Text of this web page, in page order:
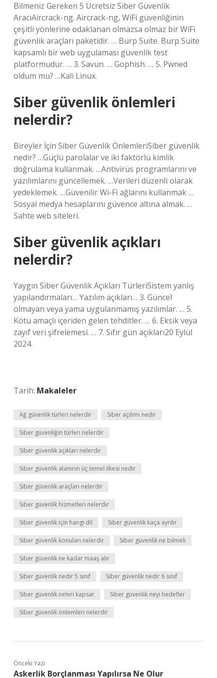
Bilmeniz Gereken 5 Ücretsiz Siber Güvenlik
AracıAircrack-ng. Aircrack-ng, WiFi güvenliğinin
çeşitli yönlerine odaklanan olmazsa olmaz bir WiFi
güvenlik araçları paketidir. … Burp Suite. Burp Suite
kapsamlı bir web uygulaması güvenlik test
platformudur. … 3. Savun. … Gophish. … 5. Pwned
oldum mu? …Kali Linux.
Siber güvenlik önlemleri
nelerdir?
Bireyler İçin Siber Güvenlik ÖnlemleriSiber güvenlik
nedir? …Güçlü parolalar ve iki faktörlü kimlik
doğrulama kullanmak. …Antivirüs programlarını ve
yazılımlarını güncellemek. …Verileri düzenli olarak
yedeklemek. …Güvenilir Wi-Fi ağlarını kullanmak …
Sosyal medya hesaplarını güvence altına almak. …
Sahte web siteleri.
Siber güvenlik açıkları
nelerdir?
Yaygın Siber Güvenlik Açıkları TürleriSistem yanlış
yapılandırmaları… Yazılım açıkları… 3. Güncel
olmayan veya yama uygulanmamış yazılımlar. … 5.
Kötü amaçlı içeriden gelen tehditler. … 6. Eksik veya
zayıf veri şifrelemesi. … 7. Sıfır gün açıkları20 Eylül
2024
Tarih: Makaleler
Ağ güvenlik türleri nelerdir Siber açılımı nedir
Siber güvenliğin türleri nelerdir
Siber güvenlik açıkları nelerdir
Siber güvenlik alanının üç temel ilkesi nedir
Siber güvenlik araçları nelerdir
Siber güvenlik hizmetleri nelerdir
Siber güvenlik için hangi dil Siber güvenlik kaça ayrılır
Siber güvenlik konuları nelerdir Siber güvenlik ne bilmeli
Siber güvenlik ne kadar maaş alır
Siber güvenlik nedir 5 sınıf Siber güvenlik nedir 6 sınıf
Siber güvenlik neleri kapsar Siber güvenlik neyi hedefler
Siber güvenlik önlemleri nelerdir
Önceki Yazı
Askerlik Borçlanması Yapılırsa Ne Olur